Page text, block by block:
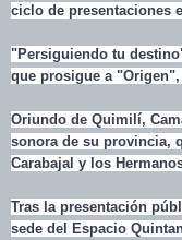
ciclo de presentaciones
"Persiguiendo tu
que prosigue a
Oriundo de Quimilí,
sonora de su provincia,
Carabajal y los
Tras la presentación
sede del Espacio